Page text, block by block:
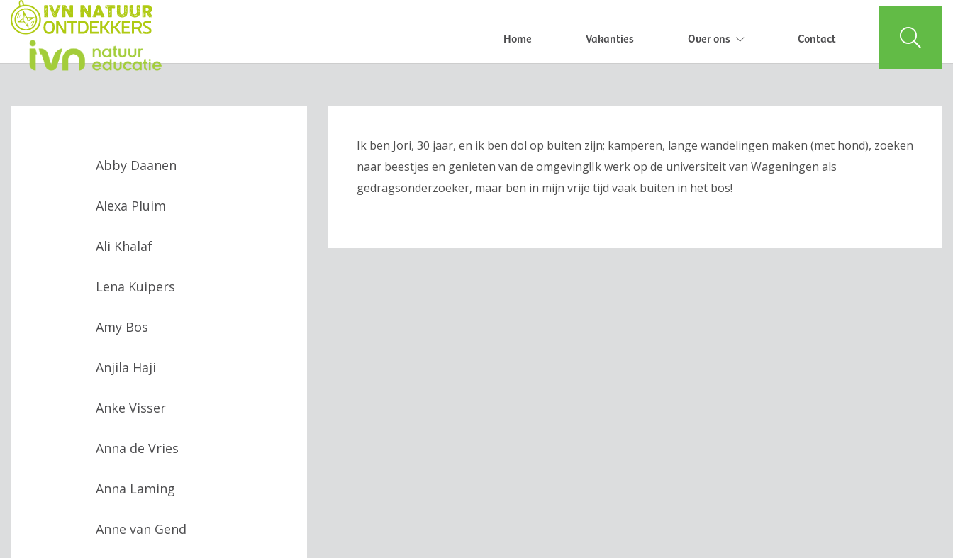
Home Vakanties Over ons Contact
Abby Daanen
Alexa Pluim
Ali Khalaf
Lena Kuipers
Amy Bos
Anjila Haji
Anke Visser
Anna de Vries
Anna Laming
Anne van Gend
Ik ben Jori, 30 jaar, en ik ben dol op buiten zijn; kamperen, lange wandelingen maken (met hond), zoeken
naar beestjes en genieten van de omgeving!Ik werk op de universiteit van Wageningen als
gedragsonderzoeker, maar ben in mijn vrije tijd vaak buiten in het bos!